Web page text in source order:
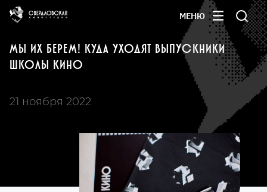
МЕНЮ
МЫ ИХ БЕРЕМ! КУДА УХОДЯТ ВЫПУСКНИКИ
ШКОЛЫ КИНО
21 ноября 2022